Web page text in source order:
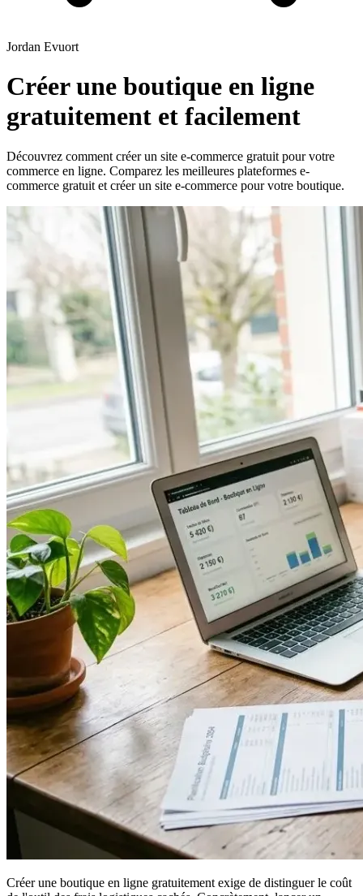
Jordan Evuort
Créer une boutique en ligne
gratuitement et facilement
Découvrez comment créer un site e-commerce gratuit pour votre
commerce en ligne. Comparez les meilleures plateformes e-
commerce gratuit et créer un site e-commerce pour votre boutique.
Créer une boutique en ligne gratuitement exige de distinguer le coût